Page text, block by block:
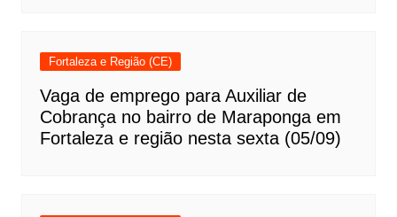
Fortaleza e Região (CE)
Vaga de emprego para Auxiliar de
Cobrança no bairro de Maraponga em
Fortaleza e região nesta sexta (05/09)